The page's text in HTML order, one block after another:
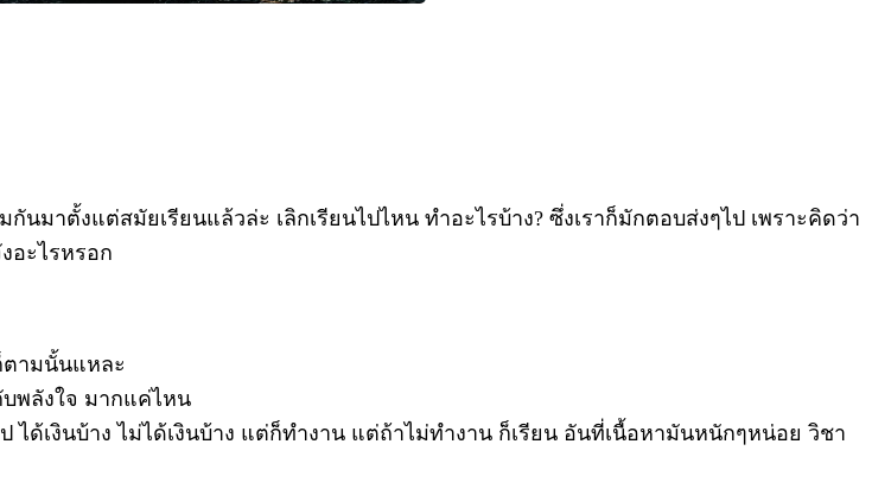
มาตั้งแต่สมัยเรียนแล้วล่ะ เลิกเรียนไปไหน ทำอะไรบ้าง? ซึ่งเราก็มักตอบส่งๆไป เพราะคิดว่า
อะไรหรอก
ตามนั้นแหละ
พลังใจ มากแค่ไหน
ได้เงินบ้าง ไม่ได้เงินบ้าง แต่ก็ทำงาน แต่ถ้าไม่ทำงาน ก็เรียน อันที่เนื้อหามันหนักๆหน่อย วิชา